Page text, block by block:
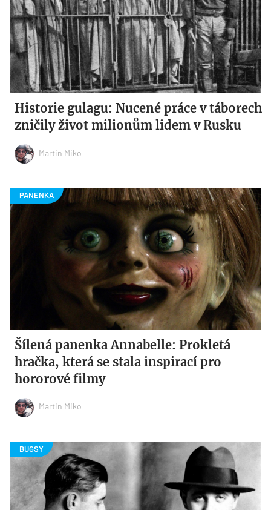
Historie gulagu: Nucené práce v táborech
zničily život milionům lidem v Rusku
Martin Miko
Šílená panenka Annabelle: Prokletá
hračka, která se stala inspirací pro
hororové filmy
Martin Miko